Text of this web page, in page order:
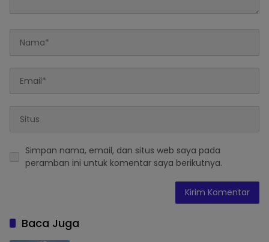
Simpan nama, email, dan situs web saya pada
peramban ini untuk komentar saya berikutnya.
Baca Juga